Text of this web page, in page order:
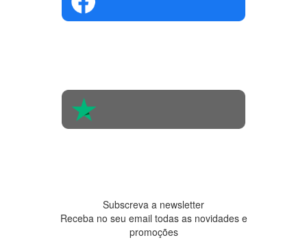
Subscreva a newsletter
Receba no seu email todas as novidades e
promoções